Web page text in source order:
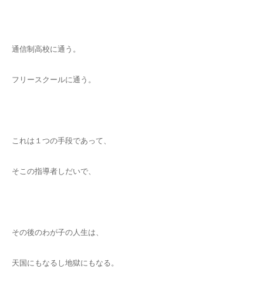
通信制高校に通う。
フリースクールに通う。
これは１つの手段であって、
そこの指導者しだいで、
その後のわが子の人生は、
天国にもなるし地獄にもなる。